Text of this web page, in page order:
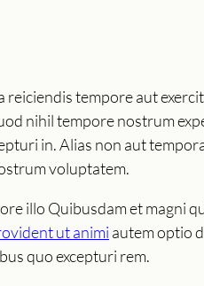
tempore aut
nihil tempore nostrum
in. Alias non aut
voluptatem.
illo Quibusdam et magni
ut animi autem optio
quo excepturi rem.